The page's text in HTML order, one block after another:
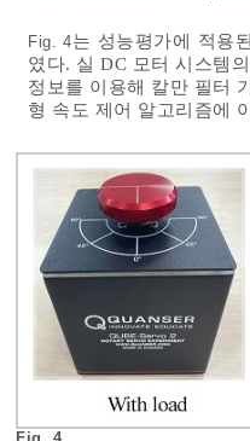
Fig. 4는 성능평가에 적용
였다. 실 DC 모터 시스템
정보를 이용해 칼만 필터
형 속도 제어 알고리즘에